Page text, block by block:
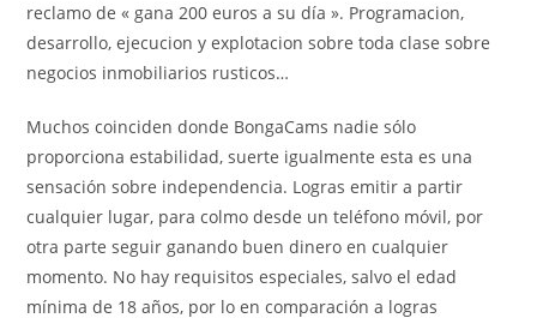
reclamo de « gana 200 euros a su día ». Programacion,
desarrollo, ejecucion y explotacion sobre toda clase sobre
negocios inmobiliarios rusticos…
Muchos coinciden donde BongaCams nadie sólo
proporciona estabilidad, suerte igualmente esta es una
sensación sobre independencia. Logras emitir a partir
cualquier lugar, para colmo desde un teléfono móvil, por
otra parte seguir ganando buen dinero en cualquier
momento. No hay requisitos especiales, salvo el edad
mínima de 18 años, por lo en comparación a logras